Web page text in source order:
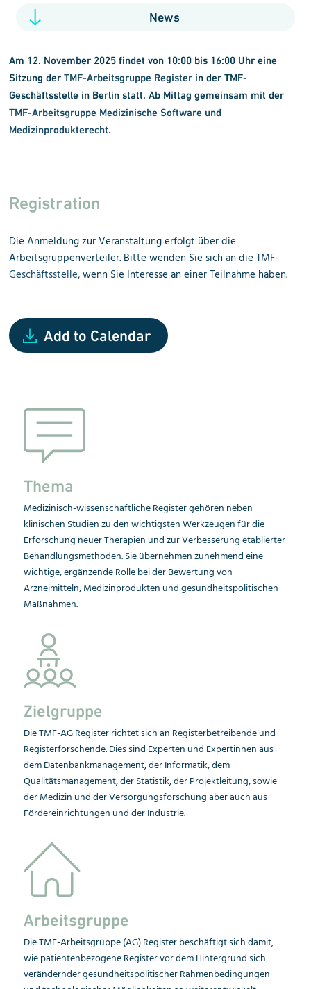
News
Am 12. November 2025 findet von 10:00 bis 16:00 Uhr eine
Sitzung derTMF-Arbeitsgruppe Register in der TMF-
Geschäftsstelle in Berlin statt. Ab Mittag gemeinsam mit der
TMF-Arbeitsgruppe Medizinische Software und
Medizinprodukterecht.
Registration
Die Anmeldung zur Veranstaltung erfolgt über die
Arbeitsgruppenverteiler. Bitte wenden Sie sich an dieTMF-
Geschäftsstelle, wenn Sie Interesse an einer Teilnahme haben.
Add to Calendar
Thema
Medizinisch-wissenschaftliche Register gehören neben
klinischen Studien zu den wichtigsten Werkzeugen für die
Erforschung neuer Therapien und zur Verbesserung etablierter
Behandlungsmethoden. Sie übernehmen zunehmend eine
wichtige, ergänzende Rolle bei der Bewertung von
Arzneimitteln, Medizinprodukten und gesundheitspolitischen
Maßnahmen.
Zielgruppe
Die TMF-AG Register richtet sich an Registerbetreibende und
Registerforschende. Dies sind Experten und Expertinnen aus
dem Datenbankmanagement, der Informatik, dem
Qualitätsmanagement, der Statistik, der Projektleitung, sowie
der Medizin und der Versorgungsforschung aber auch aus
Fördereinrichtungen und der Industrie.
Arbeitsgruppe
Die TMF-Arbeitsgruppe (AG) Register beschäftigt sich damit,
wie patientenbezogene Register vor dem Hintergrund sich
verändernder gesundheitspolitischer Rahmenbedingungen